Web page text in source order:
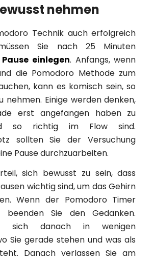
nehmen
Technik auch erfolgreich
Sie nach 25 Minuten
einlegen. Anfangs, wenn
die Pomodoro Methode zum
kann es komisch sein, so
nehmen. Einige werden denken,
erst angefangen haben zu
so richtig im Flow sind.
sollten Sie der Versuchung
Pause durchzuarbeiten.
sich bewusst zu sein, dass
wichtig sind, um das Gehirn
Wenn der Pomodoro Timer
beenden Sie den Gedanken.
sich danach in wenigen
Sie gerade stehen und was als
Danach verlassen Sie am